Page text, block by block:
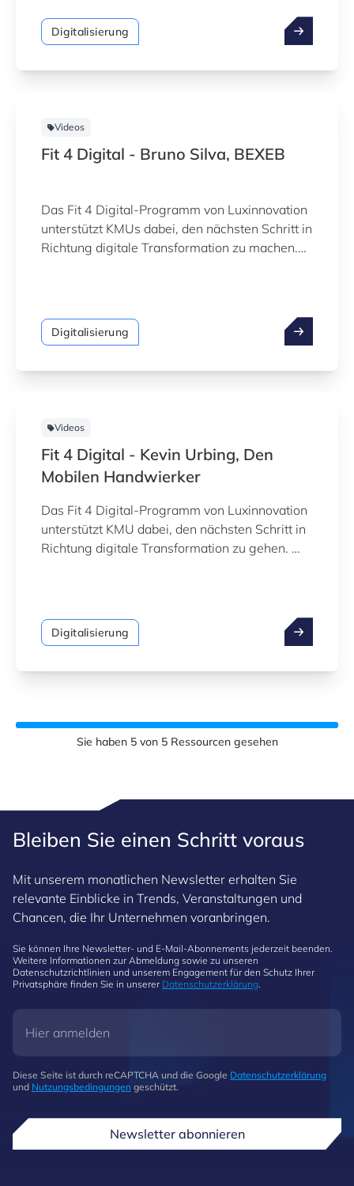
Digitalisierung
Videos
Fit 4 Digital - Bruno Silva, BEXEB
Das Fit 4 Digital-Programm von Luxinnovation
unterstützt KMUs dabei, den nächsten Schritt in
Richtung digitale Transformation zu machen.
Digitalisierung
Videos
Fit 4 Digital - Kevin Urbing, Den
Mobilen Handwierker
Das Fit 4 Digital-Programm von Luxinnovation
unterstützt KMU dabei, den nächsten Schritt in
Richtung digitale Transformation zu gehen.
Digitalisierung
Sie haben 5von 5Ressourcen gesehen
Bleiben Sie einen Schritt voraus
Mit unserem monatlichen Newsletter erhalten Sie
relevante Einblicke in Trends, Veranstaltungen und
Chancen, die Ihr Unternehmen voranbringen.
Sie können Ihre Newsletter- und E-Mail-Abonnements jederzeit beenden.
Weitere Informationen zur Abmeldung sowie zu unseren
Datenschutzrichtlinien und unserem Engagement für den Schutz Ihrer
Privatsphäre finden Sie in unserer Datenschutzerklärung.
Diese Seite ist durch reCAPTCHA und die Google Datenschutzerklärung
und Nutzungsbedingungen geschützt.
Newsletter abonnieren